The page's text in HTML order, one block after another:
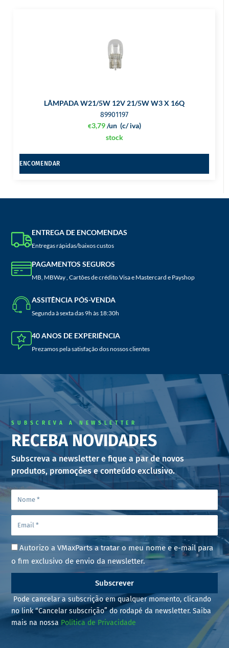
LÂMPADA W21/5W 12V 21/5W W3 X 16Q
89901197
€3,79 (c/ iva)
/un
stock
ENCOMENDAR
ENTREGA DE ENCOMENDAS
Entregas rápidas/baixos custos
PAGAMENTOS SEGUROS
MB, MBWay , Cartões de crédito Visa e Mastercard e Payshop
ASSITÊNCIA PÓS-VENDA
Segunda à sexta das 9h às 18:30h
40 ANOS DE EXPERIÊNCIA
Prezamos pela satisfação dos nossos clientes
SUBSCREVA A NEWSLETTER
RECEBA NOVIDADES
Subscreva a newsletter e fique a par de novos
produtos, promoções e conteúdo exclusivo.
Autorizo a VMaxParts a tratar o meu nome e e-mail para
o fim exclusivo de envio da newsletter.
Subscrever
Pode cancelar a subscrição em qualquer momento, clicando
no link “Cancelar subscrição” do rodapé da newsletter. Saiba
mais na nossa Política de Privacidade